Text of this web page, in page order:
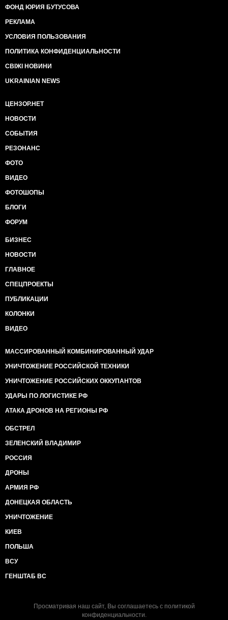
ФОНД ЮРИЯ БУТУСОВА
РЕКЛАМА
УСЛОВИЯ ПОЛЬЗОВАНИЯ
ПОЛИТИКА КОНФИДЕНЦИАЛЬНОСТИ
СВІЖІ НОВИНИ
UKRAINIAN NEWS
ЦЕНЗОР.НЕТ
НОВОСТИ
СОБЫТИЯ
РЕЗОНАНС
ФОТО
ВИДЕО
ФОТОШОПЫ
БЛОГИ
ФОРУМ
БИЗНЕС
НОВОСТИ
ГЛАВНОЕ
СПЕЦПРОЕКТЫ
ПУБЛИКАЦИИ
КОЛОНКИ
ВИДЕО
МАССИРОВАННЫЙ КОМБИНИРОВАННЫЙ УДАР
УНИЧТОЖЕНИЕ РОССИЙСКОЙ ТЕХНИКИ
УНИЧТОЖЕНИЕ РОССИЙСКИХ ОККУПАНТОВ
УДАРЫ ПО ЛОГИСТИКЕ РФ
АТАКА ДРОНОВ НА РЕГИОНЫ РФ
ОБСТРЕЛ
ЗЕЛЕНСКИЙ ВЛАДИМИР
РОССИЯ
ДРОНЫ
АРМИЯ РФ
ДОНЕЦКАЯ ОБЛАСТЬ
УНИЧТОЖЕНИЕ
КИЕВ
ПОЛЬША
ВСУ
ГЕНШТАБ ВС
Просматривая наш сайт, Вы соглашаетесь с политикой
конфиденциальности.